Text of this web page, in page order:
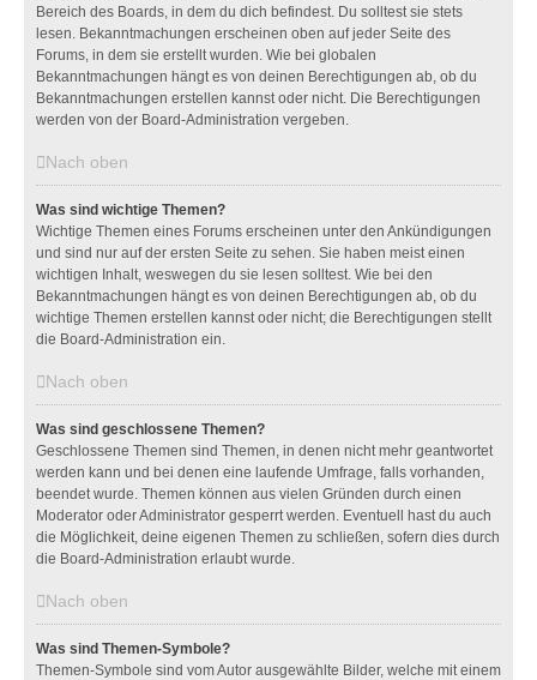
Bereich des Boards, in dem du dich befindest. Du solltest sie stets
lesen. Bekanntmachungen erscheinen oben auf jeder Seite des
Forums, in dem sie erstellt wurden. Wie bei globalen
Bekanntmachungen hängt es von deinen Berechtigungen ab, ob du
Bekanntmachungen erstellen kannst oder nicht. Die Berechtigungen
werden von der Board-Administration vergeben.
Nach oben
Was sind wichtige Themen?
Wichtige Themen eines Forums erscheinen unter den Ankündigungen
und sind nur auf der ersten Seite zu sehen. Sie haben meist einen
wichtigen Inhalt, weswegen du sie lesen solltest. Wie bei den
Bekanntmachungen hängt es von deinen Berechtigungen ab, ob du
wichtige Themen erstellen kannst oder nicht; die Berechtigungen stellt
die Board-Administration ein.
Nach oben
Was sind geschlossene Themen?
Geschlossene Themen sind Themen, in denen nicht mehr geantwortet
werden kann und bei denen eine laufende Umfrage, falls vorhanden,
beendet wurde. Themen können aus vielen Gründen durch einen
Moderator oder Administrator gesperrt werden. Eventuell hast du auch
die Möglichkeit, deine eigenen Themen zu schließen, sofern dies durch
die Board-Administration erlaubt wurde.
Nach oben
Was sind Themen-Symbole?
Themen-Symbole sind vom Autor ausgewählte Bilder, welche mit einem